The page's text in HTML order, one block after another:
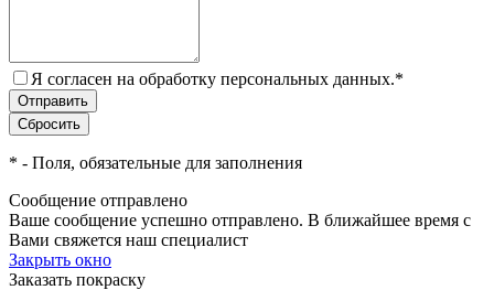
Я согласен на обработку персональных данных.*
* - Поля, обязательные для заполнения
Сообщение отправлено
Ваше сообщение успешно отправлено. В ближайшее время с
Вами свяжется наш специалист
Закрыть окно
Заказать покраску